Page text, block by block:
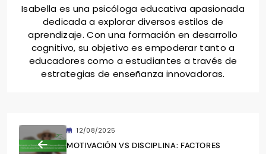
Isabella es una psicóloga educativa apasionada
dedicada a explorar diversos estilos de
aprendizaje. Con una formación en desarrollo
cognitivo, su objetivo es empoderar tanto a
educadores como a estudiantes a través de
estrategias de enseñanza innovadoras.
12/08/2025
MOTIVACIÓN VS DISCIPLINA: FACTORES